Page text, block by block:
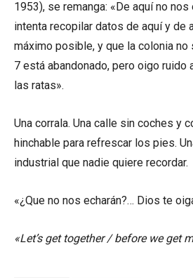
1953), se remanga: «De aquí no nos
intenta recopilar datos de aquí y de
máximo posible, y que la colonia no
7 está abandonado, pero oigo ruido
las ratas».
Una corrala. Una calle sin coches y
hinchable para refrescar los pies.
industrial que nadie quiere recordar.
«¿Que no nos echarán?… Dios te
«Let’s get together / before we get